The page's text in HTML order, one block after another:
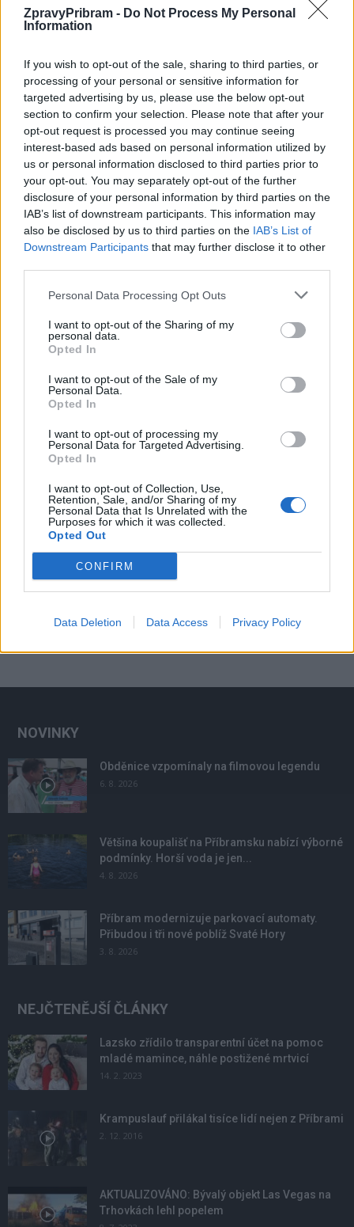
ZpravyPribram - Do Not Process My Personal
Information
If you wish to opt-out of the sale, sharing to third parties, or
processing of your personal or sensitive information for
targeted advertising by us, please use the below opt-out
section to confirm your selection. Please note that after your
opt-out request is processed you may continue seeing
interest-based ads based on personal information utilized by
us or personal information disclosed to third parties prior to
your opt-out. You may separately opt-out of the further
disclosure of your personal information by third parties on the
IAB’s list of downstream participants. This information may
also be disclosed by us to third parties on the IAB’s List of
Downstream Participants that may further disclose it to other
Personal Data Processing Opt Outs
I want to opt-out of the Sharing of my
personal data.
Opted In
I want to opt-out of the Sale of my
Personal Data.
Opted In
I want to opt-out of processing my
Personal Data for Targeted Advertising.
Opted In
I want to opt-out of Collection, Use,
Retention, Sale, and/or Sharing of my
Personal Data that Is Unrelated with the
Purposes for which it was collected.
Opted Out
CONFIRM
Data Deletion Data Access Privacy Policy
Předchozí článek
emoce. Parkoviště zůstává
prázdné
Dnes mají dozorci z Příbrami
SOUVISEJÍCÍ ČLÁNKY
VÍCE OD AUTORA
Zpravodajství
Většina koupališť na Příbramsku nabízí
výborné podmínky. Horší voda je jen na
Živohošti
Zpravodajství
Přibudou i tři nové poblíž Svaté Hory
Zpravodajství
Středočeský kraj upravil pravidla soutěže.
Obce nově získají body i za předcházení
vzniku odpadu
NOVINKY
Obděnice vzpomínaly na filmovou legendu
6. 8. 2026
Většina koupališť na Příbramsku nabízí výborné
podmínky. Horší voda je jen...
4. 8. 2026
Příbram modernizuje parkovací automaty.
Přibudou i tři nové poblíž Svaté Hory
3. 8. 2026
NEJČTENĚJŠÍ ČLÁNKY
Lazsko zřídilo transparentní účet na pomoc
mladé mamince, náhle postižené mrtvicí
14. 2. 2023
Krampuslauf přilákal tisíce lidí nejen z Příbrami
2. 12. 2016
AKTUALIZOVÁNO: Bývalý objekt Las Vegas na
Trhovkách lehl popelem